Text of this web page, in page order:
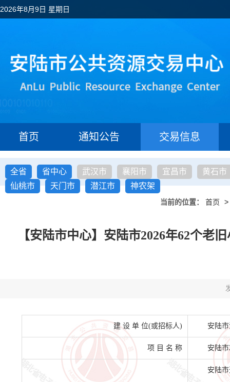
2026年8月9日 星期日
首页 通知公告 交易信息
全省 省中心 武汉市 襄阳市 宜昌市
黄石市
仙桃市
天门市 潜江市 神农架
当前的位置： 首页 >
【安陆市中心】安陆市2026年62个老
建 设 单 位(或招标人) 安陆
项 目 名 称 安陆
安陆